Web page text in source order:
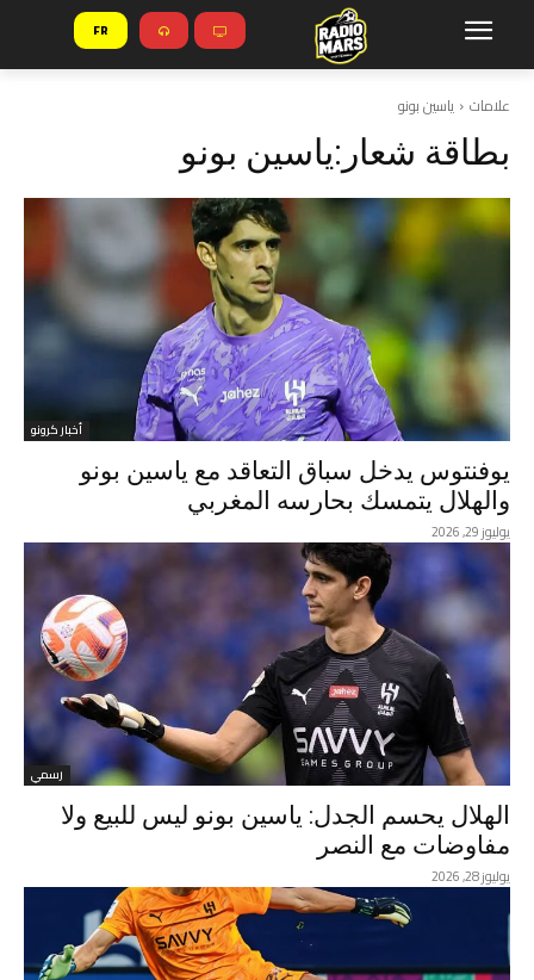
FR
علامات ياسين بونو
بطاقة شعار:ياسين بونو
أخبار كرونو
يوفنتوس يدخل سباق التعاقد مع ياسين بونو
والهلال يتمسك بحارسه المغربي
يوليوز 29, 2026
رسمي
الهلال يحسم الجدل: ياسين بونو ليس للبيع ولا
مفاوضات مع النصر
يوليوز 28, 2026